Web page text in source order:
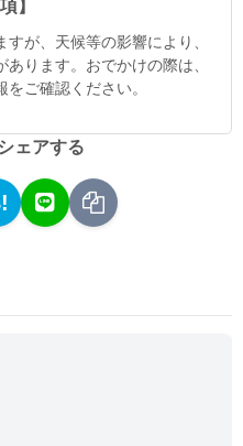
】
が、天候等の影響により、
ります。おでかけの際は、
ご確認ください。
ェアする